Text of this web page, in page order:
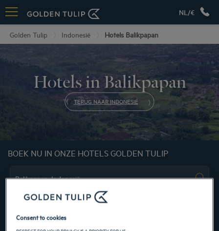
NL/€
Golden Tulip Indonesië Hotels Balikpapan
Hotels in Balikpapan
TERUG NAAR INDONESIË
BOEK NU IN ONZE HOTELS GOLDEN TULIP
Consent to cookies